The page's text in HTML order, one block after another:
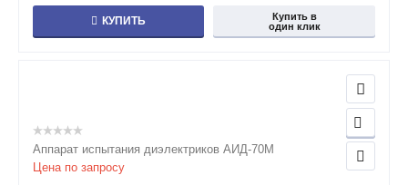
КУПИТЬ
Купить в
один клик
Аппарат испытания диэлектриков АИД-70М
Цена по запросу